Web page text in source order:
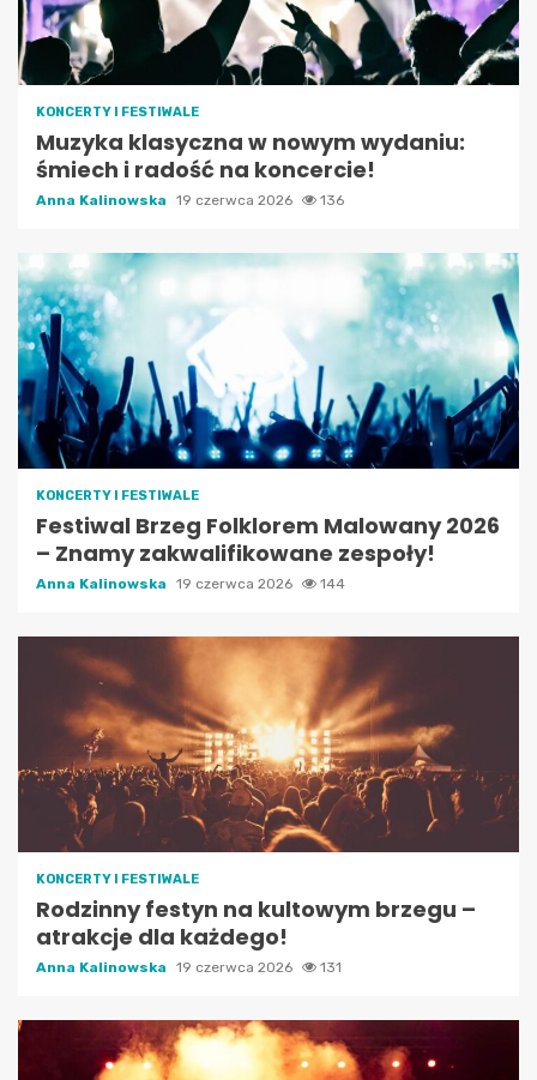
KONCERTY I FESTIWALE
Muzyka klasyczna w nowym wydaniu:
śmiech i radość na koncercie!
Anna Kalinowska 19 czerwca 2026 136
KONCERTY I FESTIWALE
Festiwal Brzeg Folklorem Malowany 2026
– Znamy zakwalifikowane zespoły!
Anna Kalinowska 19 czerwca 2026 144
KONCERTY I FESTIWALE
Rodzinny festyn na kultowym brzegu –
atrakcje dla każdego!
Anna Kalinowska 19 czerwca 2026 131